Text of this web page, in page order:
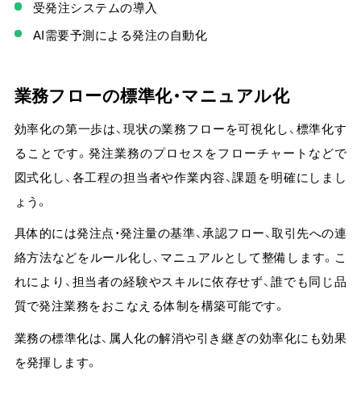
受発注システムの導入
AI需要予測による発注の自動化
業務フローの標準化・マニュアル化
効率化の第一歩は、現状の業務フローを可視化し、標準化す
ることです。発注業務のプロセスをフローチャートなどで
図式化し、各工程の担当者や作業内容、課題を明確にしまし
ょう。
具体的には発注点・発注量の基準、承認フロー、取引先への連
絡方法などをルール化し、マニュアルとして整備します。 こ
れにより、担当者の経験やスキルに依存せず、誰でも同じ品
質で発注業務をおこなえる体制を構築可能です。
業務の標準化は、属人化の解消や引き継ぎの効率化にも効果
を発揮します。